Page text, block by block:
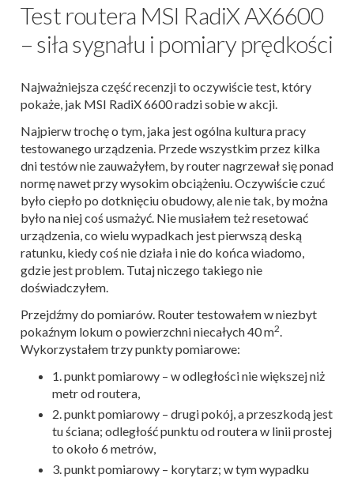
Test routera MSI RadiX AX6600
– siła sygnału i pomiary prędkości
Najważniejsza część recenzji to oczywiście test, który
pokaże, jak MSI RadiX 6600 radzi sobie w akcji.
Najpierw trochę o tym, jaka jest ogólna kultura pracy
testowanego urządzenia. Przede wszystkim przez kilka
dni testów nie zauważyłem, by router nagrzewał się ponad
normę nawet przy wysokim obciążeniu. Oczywiście czuć
było ciepło po dotknięciu obudowy, ale nie tak, by można
było na niej coś usmażyć. Nie musiałem też resetować
urządzenia, co wielu wypadkach jest pierwszą deską
ratunku, kiedy coś nie działa i nie do końca wiadomo,
gdzie jest problem. Tutaj niczego takiego nie
doświadczyłem.
Przejdźmy do pomiarów. Router testowałem w niezbyt
pokaźnym lokum o powierzchni niecałych 40 m2.
Wykorzystałem trzy punkty pomiarowe:
1. punkt pomiarowy – w odległości nie większej niż
metr od routera,
2. punkt pomiarowy – drugi pokój, a przeszkodą jest
tu ściana; odległość punktu od routera w linii prostej
to około 6 metrów,
3. punkt pomiarowy – korytarz; w tym wypadku